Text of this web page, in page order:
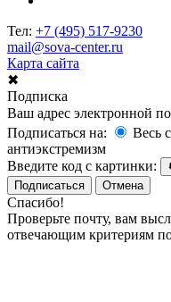
Тел: +7 (495) 517-9230
mail@sova-center.ru
Карта сайта
✖
Подписка
Ваш адрес электронной
Подписаться на:
Весь
антиэкстремизм
Введите код с картинки:
Подписаться
Отмена
Спасибо!
Проверьте почту, вам
отвечающим критериям